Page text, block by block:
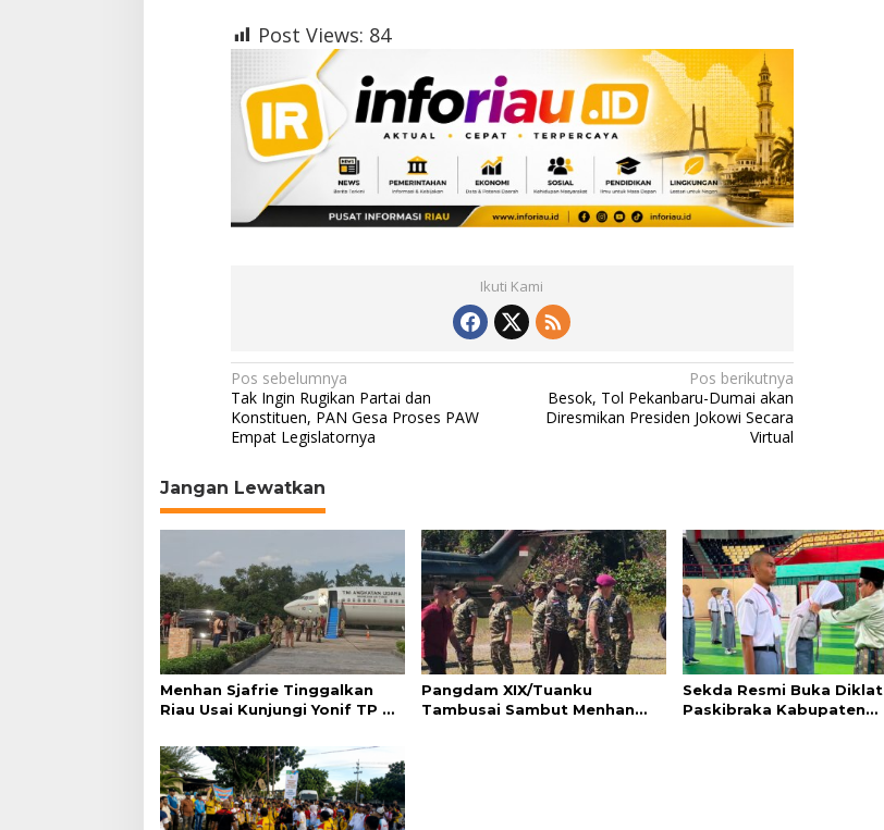
Post Views: 84
Ikuti Kami
N
a
v
i
g
a
s
i
p
o
s
Pos sebelumnya
Tak Ingin Rugikan Partai dan
Konstituen, PAN Gesa Proses PAW
Empat Legislatornya
Pos berikutnya
Besok, Tol Pekanbaru-Dumai akan
Diresmikan Presiden Jokowi Secara
Virtual
Jangan Lewatkan
Menhan Sjafrie Tinggalkan
Riau Usai Kunjungi Yonif TP di
Tambusai
Pangdam XIX/Tuanku
Tambusai Sambut Menhan
Sekda Resmi Buka Diklat
Paskibraka Kabupaten